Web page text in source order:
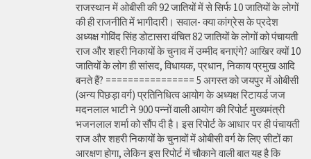
राजस्थान में ओबीसी की 92 जातियों में से सिर्फ 10 जातियों के लोगों
की ही राजनीति में भागीदारी। सवाल- क्या कांग्रेस के प्रदेश
अध्यक्ष गोविंद सिंह डोटासरा वंचित 82 जातियों के लोगों को पंचायती
राज और शहरी निकायों के चुनाव में उम्मीद बनाएंगे? आखिर क्यों 10
जातियों के लोग ही सांसद, विधायक, प्रधान, निकाय प्रमुख आदि
बनते हैं? ================ 5 अगस्त को जयपुर में ओबीसी
(अन्य पिछड़ा वर्ग) प्रतिनिधित्व आयोग के अध्यक्ष रिटायर्ड जज
मदनलाल भाटी ने 900 पन्नों वाली आयोग की रिपोर्ट मुख्यमंत्री
भजनलाल शर्मा को सौंप दी है। इस रिपोर्ट के आधार पर ही पंचायती
राज और शहरी निकायों के चुनावों में ओबीसी वर्ग के लिए सीटों का
आरक्षण होगा, लेकिन इस रिपोर्ट में चौकाने वाली बात यह है कि